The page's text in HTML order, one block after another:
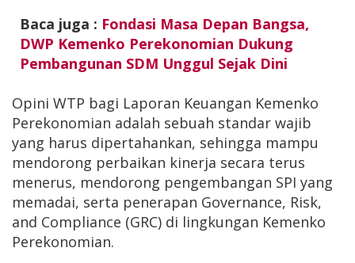
Baca juga : Fondasi Masa Depan Bangsa,
DWP Kemenko Perekonomian Dukung
Pembangunan SDM Unggul Sejak Dini
Opini WTP bagi Laporan Keuangan Kemenko
Perekonomian adalah sebuah standar wajib
yang harus dipertahankan, sehingga mampu
mendorong perbaikan kinerja secara terus
menerus, mendorong pengembangan SPI yang
memadai, serta penerapan Governance, Risk,
and Compliance (GRC) di lingkungan Kemenko
Perekonomian.